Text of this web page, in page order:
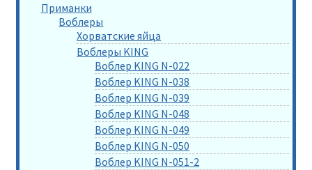
Приманки
Воблеры
Хорватские яйца
Воблеры KING
Воблер KING N-022
Воблер KING N-038
Воблер KING N-039
Воблер KING N-048
Воблер KING N-049
Воблер KING N-050
Воблер KING N-051-2